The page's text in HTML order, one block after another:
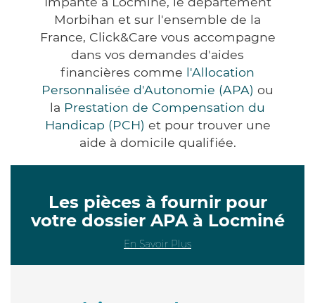
Morbihan et sur l'ensemble de la
France, Click&Care vous accompagne
dans vos demandes d'aides
financières comme l'Allocation
Personnalisée d'Autonomie (APA) ou
la Prestation de Compensation du
Handicap (PCH) et pour trouver une
aide à domicile qualifiée.
Les pièces à fournir pour
votre dossier APA à Locminé
En Savoir Plus